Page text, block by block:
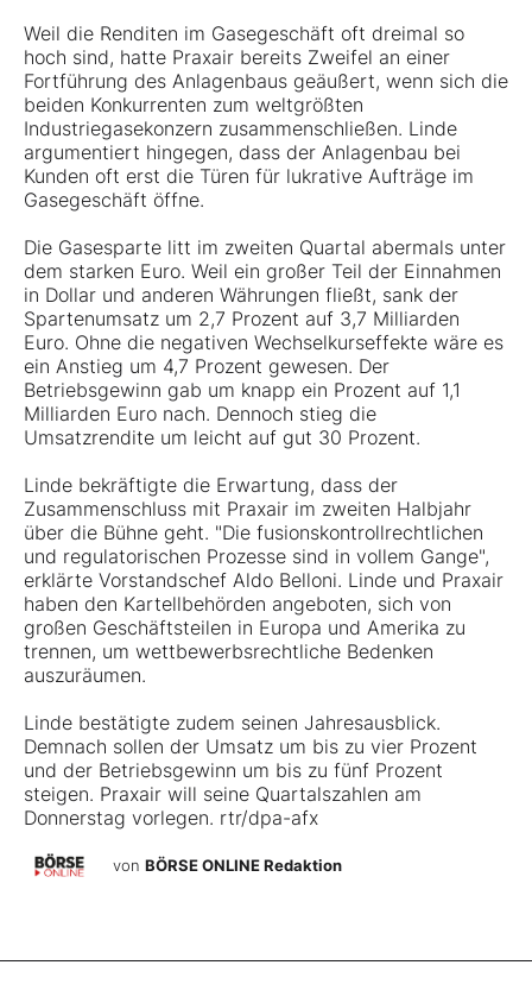
Weil die Renditen im Gasegeschäft oft dreimal so
hoch sind, hatte Praxair bereits Zweifel an einer
Fortführung des Anlagenbaus geäußert, wenn sich die
beiden Konkurrenten zum weltgrößten
Industriegasekonzern zusammenschließen. Linde
argumentiert hingegen, dass der Anlagenbau bei
Kunden oft erst die Türen für lukrative Aufträge im
Gasegeschäft öffne.
Die Gasesparte litt im zweiten Quartal abermals unter
dem starken Euro. Weil ein großer Teil der Einnahmen
in Dollar und anderen Währungen fließt, sank der
Spartenumsatz um 2,7 Prozent auf 3,7 Milliarden
Euro. Ohne die negativen Wechselkurseffekte wäre es
ein Anstieg um 4,7 Prozent gewesen. Der
Betriebsgewinn gab um knapp ein Prozent auf 1,1
Milliarden Euro nach. Dennoch stieg die
Umsatzrendite um leicht auf gut 30 Prozent.
Linde bekräftigte die Erwartung, dass der
Zusammenschluss mit Praxair im zweiten Halbjahr
über die Bühne geht. "Die fusionskontrollrechtlichen
und regulatorischen Prozesse sind in vollem Gange",
erklärte Vorstandschef Aldo Belloni. Linde und Praxair
haben den Kartellbehörden angeboten, sich von
großen Geschäftsteilen in Europa und Amerika zu
trennen, um wettbewerbsrechtliche Bedenken
auszuräumen.
Linde bestätigte zudem seinen Jahresausblick.
Demnach sollen der Umsatz um bis zu vier Prozent
und der Betriebsgewinn um bis zu fünf Prozent
steigen. Praxair will seine Quartalszahlen am
Donnerstag vorlegen. rtr/dpa-afx
von BÖRSE ONLINE Redaktion